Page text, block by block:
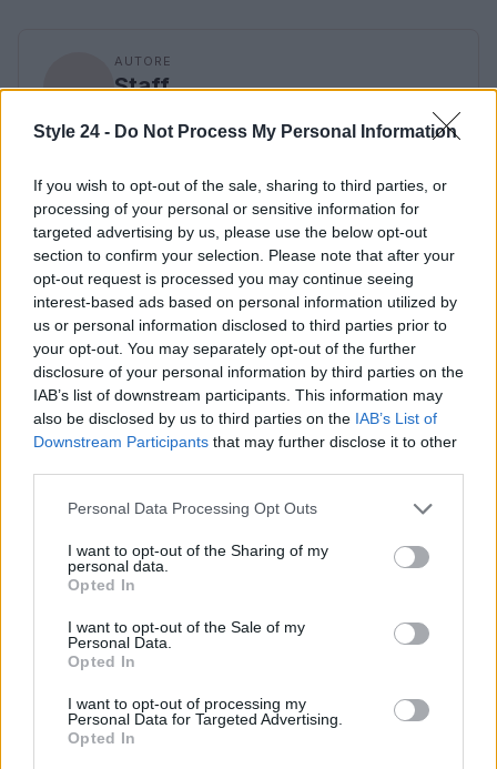
Style 24 - Do Not Process My Personal Information
If you wish to opt-out of the sale, sharing to third parties, or
processing of your personal or sensitive information for
targeted advertising by us, please use the below opt-out
section to confirm your selection. Please note that after your
opt-out request is processed you may continue seeing
interest-based ads based on personal information utilized by
us or personal information disclosed to third parties prior to
your opt-out. You may separately opt-out of the further
disclosure of your personal information by third parties on the
IAB’s list of downstream participants. This information may
also be disclosed by us to third parties on the IAB’s List of
Downstream Participants that may further disclose it to other
Please note that this website/app uses one or more Google
not limited to your visit or usage behaviour. You may click to
grant or deny consent to Google and its third-party tags to
use your data for below specified purposes in below Google
consent section.
Personal Data Processing Opt Outs
I want to opt-out of the Sharing of my
personal data.
Opted In
I want to opt-out of the Sale of my
Personal Data.
Opted In
I want to opt-out of processing my
Personal Data for Targeted Advertising.
Opted In
AUTORE
Staff
Continua a leggere
FITNESS